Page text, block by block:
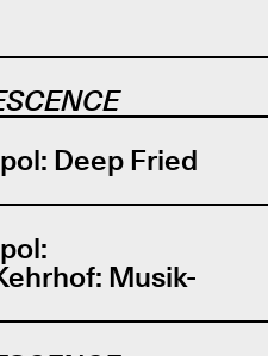
Deep Fried
Musik-